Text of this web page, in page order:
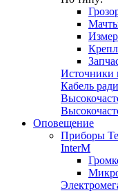
Источники
Кабель
Оповещение
Приборы
InterM